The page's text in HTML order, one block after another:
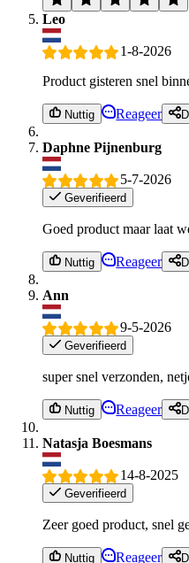
Leo
1-8-2026
Product gisteren snel
Nuttig Reageer
Daphne Pijnenburg
5-7-2026
Geverifieerd
Goed product maar laat
Nuttig Reageer
Ann
9-5-2026
Geverifieerd
super snel verzonden,
Nuttig Reageer
Natasja Boesmans
14-8-2025
Geverifieerd
Zeer goed product, snel
Nuttig Reageer